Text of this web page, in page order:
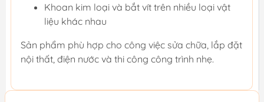
Khoan kim loại và bắt vít trên nhiều loại vật
liệu khác nhau
Sản phẩm phù hợp cho công việc sửa chữa, lắp đặt
nội thất, điện nước và thi công công trình nhẹ.